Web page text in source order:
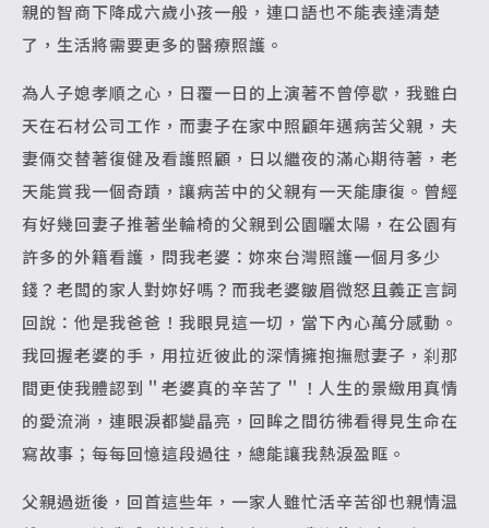
親的智商下降成六歲小孩一般，連口語也不能表達清楚
了，生活將需要更多的醫療照護。
為人子媳孝順之心，日覆一日的上演著不曾停歇，我雖白
天在石材公司工作，而妻子在家中照顧年邁病苦父親，夫
妻倆交替著復健及看護照顧，日以繼夜的滿心期待著，老
天能賞我一個奇蹟，讓病苦中的父親有一天能康復。曾經
有好幾回妻子推著坐輪椅的父親到公園曬太陽，在公園有
許多的外籍看護，問我老婆：妳來台灣照護一個月多少
錢？老闆的家人對妳好嗎？而我老婆皺眉微怒且義正言詞
回說：他是我爸爸！我眼見這一切，當下內心萬分感動。
我回握老婆的手，用拉近彼此的深情擁抱撫慰妻子，刹那
間更使我體認到＂老婆真的辛苦了＂！人生的景緻用真情
的愛流淌，連眼淚都變晶亮，回眸之間彷彿看得見生命在
寫故事；每每回憶這段過往，總能讓我熱淚盈眶。
父親過逝後，回首這些年，一家人雖忙活辛苦卻也親情温